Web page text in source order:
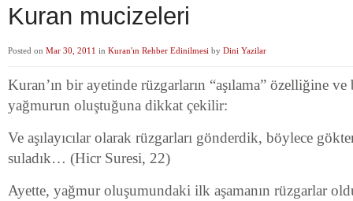
Kuran mucizeleri
Posted on Mar 30, 2011 in Kuran'ın Rehber Edinilmesi by Dini Yazilar
Kuran’ın bir ayetinde rüzgarların “aşılama” özelliğine
yağmurun oluştuğuna dikkat çekilir:
Ve aşılayıcılar olarak rüzgarları gönderdik, böylece
suladık… (Hicr Suresi, 22)
Ayette, yağmur oluşumundaki ilk aşamanın rüzgarlar